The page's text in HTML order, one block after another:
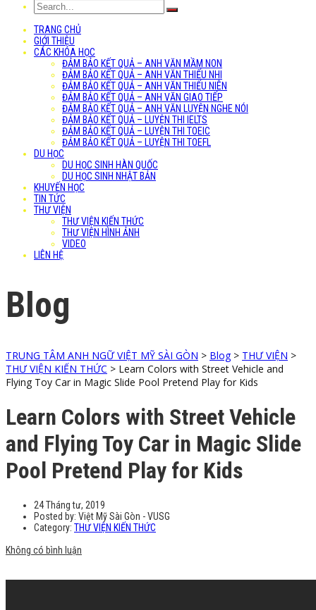
TRANG CHỦ
GIỚI THIỆU
CÁC KHÓA HỌC
ĐẢM BẢO KẾT QUẢ – ANH VĂN MẦM NON
ĐẢM BẢO KẾT QUẢ – ANH VĂN THIẾU NHI
ĐẢM BẢO KẾT QUẢ – ANH VĂN THIẾU NIÊN
ĐẢM BẢO KẾT QUẢ – ANH VĂN GIAO TIẾP
ĐẢM BẢO KẾT QUẢ – ANH VĂN LUYỆN NGHE NÓI
ĐẢM BẢO KẾT QUẢ – LUYỆN THI IELTS
ĐẢM BẢO KẾT QUẢ – LUYỆN THI TOEIC
ĐẢM BẢO KẾT QUẢ – LUYỆN THI TOEFL
DU HỌC
DU HỌC SINH HÀN QUỐC
DU HỌC SINH NHẬT BẢN
KHUYẾN HỌC
TIN TỨC
THƯ VIỆN
THƯ VIỆN KIẾN THỨC
THƯ VIỆN HÌNH ẢNH
VIDEO
LIÊN HỆ
Blog
TRUNG TÂM ANH NGỮ VIỆT MỸ SÀI GÒN > Blog> THƯ VIỆN >
THƯ VIỆN KIẾN THỨC > Learn Colors with Street Vehicle and
Flying Toy Car in Magic Slide Pool Pretend Play for Kids
Learn Colors with Street Vehicle
and Flying Toy Car in Magic Slide
Pool Pretend Play for Kids
24 Tháng tư, 2019
Posted by: Việt Mỹ Sài Gòn - VUSG
Category: THƯ VIỆN KIẾN THỨC
Không có bình luận